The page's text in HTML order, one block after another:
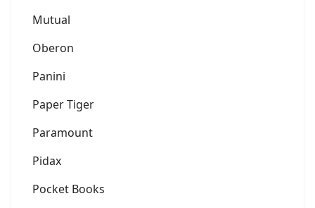
Mutual
Oberon
Panini
Paper Tiger
Paramount
Pidax
Pocket Books